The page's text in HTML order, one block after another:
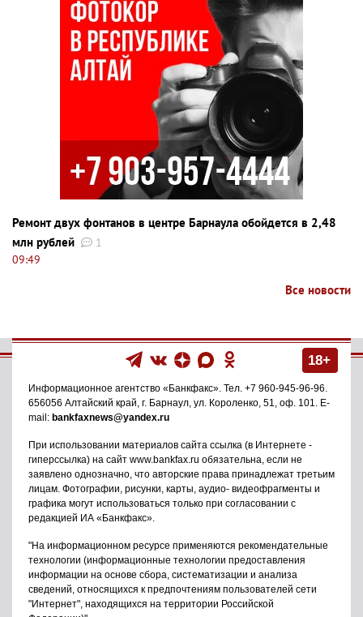
Ремонт двух фонтанов в центре Барнаула обойдется в 2,48
млн рублей
1
09:49
Все новости
18+
Информационное агентство «Банкфакс». Тел. +7 960-945-96-96.
656056 Алтайский край, г. Барнаул, ул. Короленко, 51, оф. 101. E-
mail: bankfaxnews@yandex.ru
При использовании материалов сайта ссылка (в Интернете -
гиперссылка) на сайт www.bankfax.ru обязательна, если не
заявлено однозначно, что авторские права принадлежат третьим
лицам. Фотографии, рисунки, карты, аудио- видеофрагменты и
графика могут использоваться только при согласовании с
редакцией ИА «Банкфакс».
"На информационном ресурсе применяются рекомендательные
технологии (информационные технологии предоставления
информации на основе сбора, систематизации и анализа
сведений, относящихся к предпочтениям пользователей сети
"Интернет", находящихся на территории Российской